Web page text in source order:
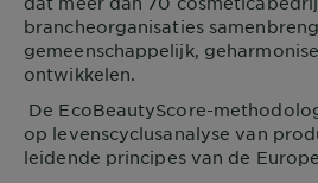
brancheorganisaties
gemeenschappelijk,
ontwikkelen.
De EcoBeautyScore-
op levenscyclusanalyse van
leidende principes van de